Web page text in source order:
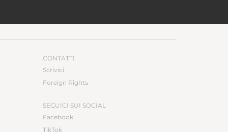
CONTATTI
Scrivici
Foreign Rights
SEGUICI SUI SOCIAL
Facebook
TikTok